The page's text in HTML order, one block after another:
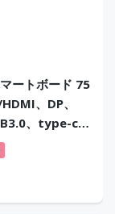
ートボード 75
、DP、
、type-c、
ブラック/ス